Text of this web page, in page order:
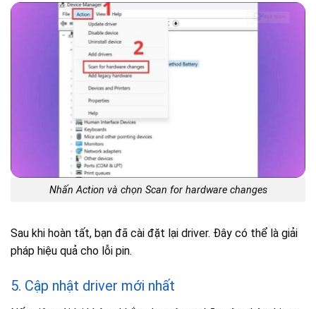
Nhấn Action và chọn Scan for hardware changes
Sau khi hoàn tất, bạn đã cài đặt lại driver. Đây có thể là giải
pháp hiệu quả cho lỗi pin.
5. Cập nhật driver mới nhất